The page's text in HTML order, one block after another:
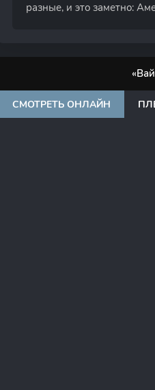
разные, и это заметно:
СМОТРЕТЬ ОНЛАЙН